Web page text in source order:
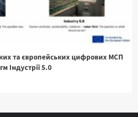
та європейських цифрових МСП
Індустрії 5.0